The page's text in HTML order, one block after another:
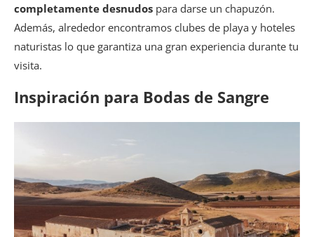
completamente desnudos para darse un chapuzón.
Además, alrededor encontramos clubes de playa y hoteles
naturistas lo que garantiza una gran experiencia durante tu
visita.
Inspiración para Bodas de Sangre